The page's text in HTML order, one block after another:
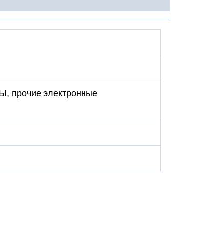
прочие электронные